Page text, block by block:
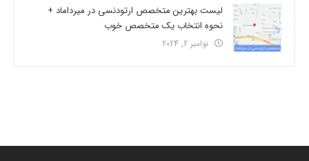
لیست بهترین متخصص ارتودنسی در میرداماد +
نحوه انتخاب یک متخصص خوب
نوامبر 2, 2024